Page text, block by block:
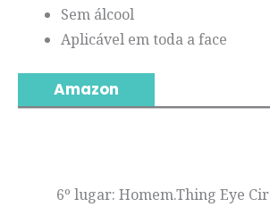
Sem álcool
Aplicável em toda a face
Amazon
6º lugar: Homem.Thing Eye